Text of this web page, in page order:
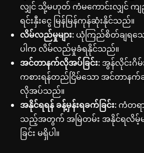
လျှင် သို့မဟုတ် ကံမကောင်းလျှင် ကျည်
ရင်းနှီးငွေ မြန်မြန်ကုန်ဆုံးနိုင်သည်။
လိမ်လည်မှုများ: ယုံကြည်စိတ်ချရ
ပါက လိမ်လည်မှုခံရနိုင်သည်။
အင်တာနက်လိုအပ်ခြင်း: အွန်လိုင်းဂိမ်
ကစားရန်တည်ငြိမ်သော အင်တာန
လိုအပ်သည်။
အနိုင်ရရန် ခန့်မှန်းရခက်ခြင်း: ကံတရာ
သည့်အတွက် အမြဲတမ်း အနိုင်ရလိမ့်
ခြင်း မရှိပါ။